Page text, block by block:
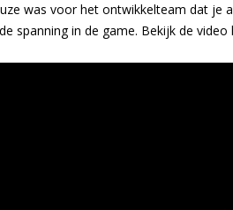
was voor het ontwikkelteam dat je
spanning in de game. Bekijk de